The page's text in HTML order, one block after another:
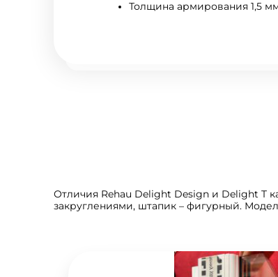
Толщина армирования 1,5
Отличия Rehau Delight Design и Delight T
закруглениями, штапик – фигурный.